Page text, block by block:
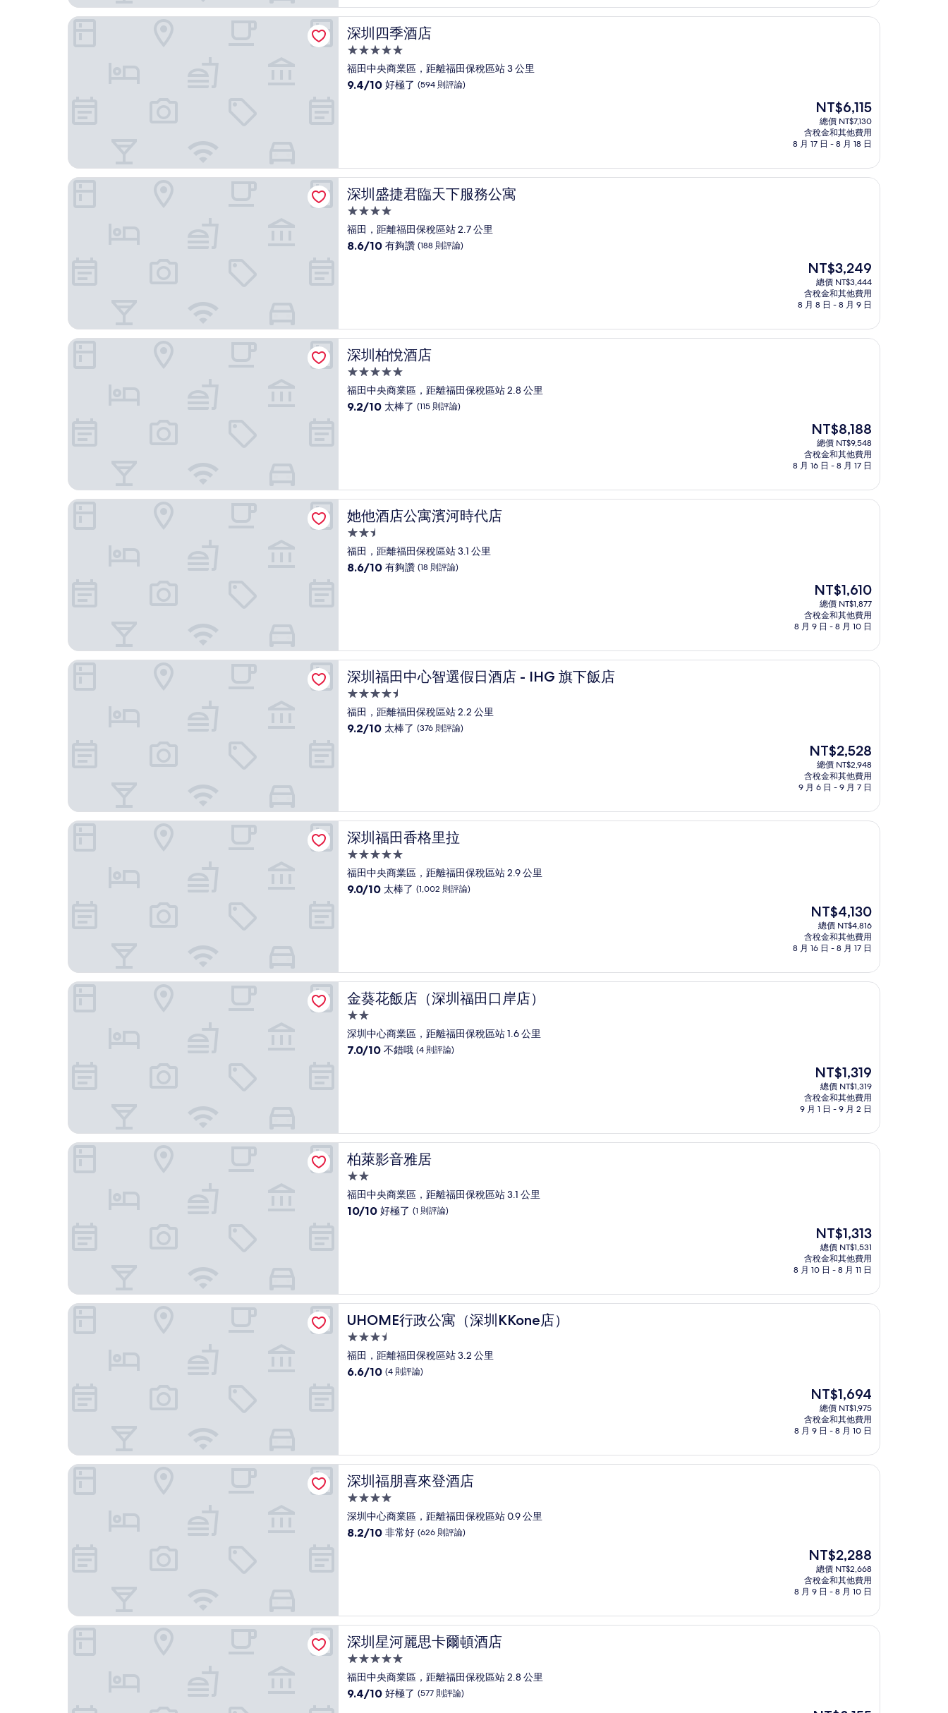
棒
了，
(23
則
評
論)
NT$2,550
深圳四季酒店
深圳四季酒店
5.0
星
級
福田中央商業區，距離福田保稅區站 3 公里
9.4
極
了，
(594
則
評
論)
9.4/10 好極了 (594 則評論)
現
在
價
格
NT$6,115
NT$6,115
總價 NT$7,130
含稅金和其他費用
8 月 17 日 - 8 月 18 日
深圳四季酒店
深圳盛捷君臨天下服務公寓
深圳盛捷君臨天下服務公寓
4.0
星
級
福田，距離福田保稅區站 2.7 公里
8.6
夠
讚，
(188
則
評
論)
8.6/10 有夠讚 (188 則評論)
現
在
價
格
NT$3,249
NT$3,249
總價 NT$3,444
含稅金和其他費用
8 月 8 日 - 8 月 9 日
深圳盛捷君臨天下服務公寓
深圳柏悅酒店
深圳柏悅酒店
5.0
星
級
福田中央商業區，距離福田保稅區站 2.8 公里
9.2
棒
了，
(115
則
評
論)
9.2/10 太棒了 (115 則評論)
現
在
價
格
NT$8,188
NT$8,188
總價 NT$9,548
含稅金和其他費用
8 月 16 日 - 8 月 17 日
深圳柏悅酒店
她他酒店公寓濱河時代店
她他酒店公寓濱河時代店
2.5
星
級
福田，距離福田保稅區站 3.1 公里
8.6
夠
讚，
(18
則
評
論)
8.6/10 有夠讚 (18 則評論)
現
在
價
格
NT$1,610
NT$1,610
總價 NT$1,877
含稅金和其他費用
8 月 9 日 - 8 月 10 日
她他酒店公寓濱河時代店
深圳福田中心智選假日酒店 - IHG 旗下飯店
深圳福田中心智選假日酒店 - IHG 旗下飯店
4.5
星
級
福田，距離福田保稅區站 2.2 公里
9.2
棒
了，
(376
則
評
論)
9.2/10 太棒了 (376 則評論)
現
在
價
格
NT$2,528
NT$2,528
總價 NT$2,948
含稅金和其他費用
9 月 6 日 - 9 月 7 日
深圳福田中心智選假日酒店 - IHG 旗下飯店
深圳福田香格里拉
深圳福田香格里拉
5.0
星
級
福田中央商業區，距離福田保稅區站 2.9 公里
9.0
棒
了，
(1,002
則
評
論)
9.0/10 太棒了 (1,002 則評論)
現
在
價
格
NT$4,130
NT$4,130
總價 NT$4,816
含稅金和其他費用
8 月 16 日 - 8 月 17 日
深圳福田香格里拉
金葵花飯店（深圳福田口岸店）
金葵花飯店（深圳福田口岸店）
2.0
星
級
深圳中心商業區，距離福田保稅區站 1.6 公里
7.0
錯
哦，
(4
則
評
論)
7.0/10 不錯哦 (4 則評論)
現
在
價
格
NT$1,319
NT$1,319
總價 NT$1,319
含稅金和其他費用
9 月 1 日 - 9 月 2 日
金葵花飯店（深圳福田口岸店）
柏萊影音雅居
柏萊影音雅居
2.0
星
級
福田中央商業區，距離福田保稅區站 3.1 公里
10.0
極
(1
則
評
論)
10/10 好極了 (1 則評論)
現
在
價
格
NT$1,313
NT$1,313
總價 NT$1,531
含稅金和其他費用
8 月 10 日 - 8 月 11 日
柏萊影音雅居
UHOME行政公寓（深圳KKone店）
UHOME行政公寓（深圳KKone店）
3.5
星
級
福田，距離福田保稅區站 3.2 公里
6.6
評
論)
6.6/10 (4 則評論)
現
價
格
NT$1,694
NT$1,694
總價 NT$1,975
含稅金和其他費用
8 月 9 日 - 8 月 10 日
UHOME行政公寓（深圳KKone店）
深圳福朋喜來登酒店
深圳福朋喜來登酒店
4.0
星
級
深圳中心商業區，距離福田保稅區站 0.9 公里
8.2
常
好，
(626
則
評
論)
8.2/10 非常好 (626 則評論)
現
在
價
格
NT$2,288
NT$2,288
總價 NT$2,668
含稅金和其他費用
8 月 9 日 - 8 月 10 日
深圳福朋喜來登酒店
深圳星河麗思卡爾頓酒店
深圳星河麗思卡爾頓酒店
5.0
星
級
福田中央商業區，距離福田保稅區站 2.8 公里
9.4
9.4/10 好極了 (577 則評論)
深圳星河麗思卡爾頓酒店